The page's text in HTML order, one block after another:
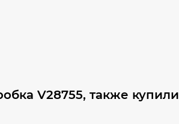
V28755, также купили